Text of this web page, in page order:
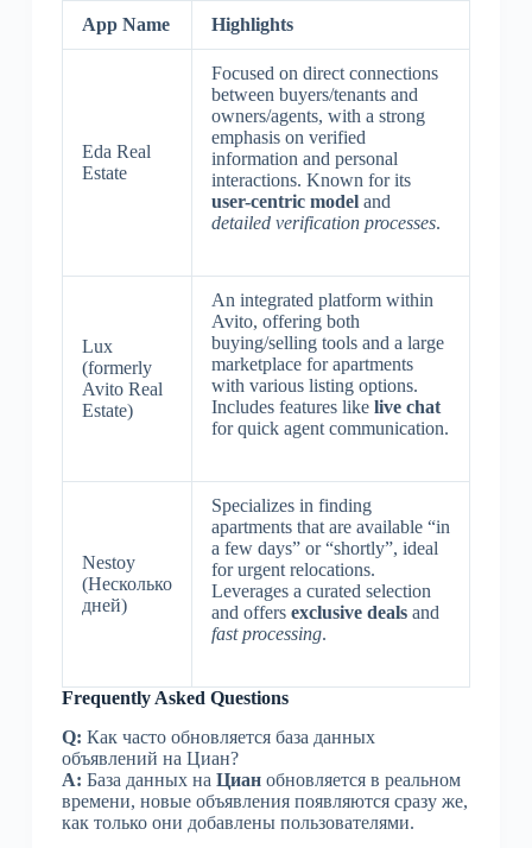
App Name Highlights
Eda Real
Estate
Focused on direct connections
between buyers/tenants and
owners/agents, with a strong
emphasis on verified
information and personal
interactions. Known for its
user-centric modeland
detailed verification processes.
Lux
(formerly
Avito Real
Estate)
An integrated platform within
Avito, offering both
buying/selling tools and a large
marketplace for apartments
with various listing options.
Includes features like live chat
for quick agent communication.
Nestoy
(Несколько
дней)
Specializes in finding
apartments that are available “in
a few days” or “shortly”, ideal
for urgent relocations.
Leverages a curated selection
and offers exclusive dealsand
fast processing.
Frequently Asked Questions
Q: Как часто обновляется база данных
объявлений на Циан?
A: База данных на Цианобновляется в реальном
времени, новые объявления появляются сразу же,
как только они добавлены пользователями.